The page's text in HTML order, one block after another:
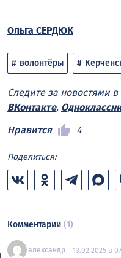
Ольга СЕРДЮК
волонтёры
Следите за новостями
ВКонтакте,
Нравится
4
Поделиться:
Комментарии (1)
александр
13.02.2025 в